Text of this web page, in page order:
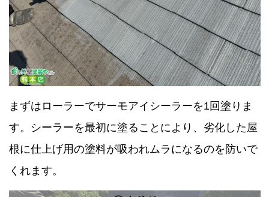
まずはローラーでサーモアイシーラーを1回塗りま
す。シーラーを最初に塗ることにより、劣化した屋
根に仕上げ用の塗料が吸われムラになるのを防いで
くれます。